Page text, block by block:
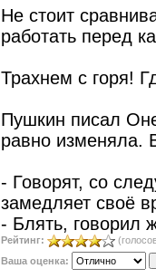
Не стоит
работать перед
Трахнем с горя!
Пушкин писал
равно изменяла.
- Говорят, со
замедляет своё
- Блять, говорил
Рейтинг:
Ваша оценка: